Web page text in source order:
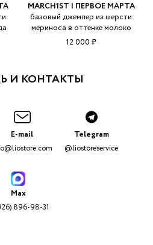
MARCH1ST | ПЕРВОЕ МАРТА
базовый джемпер из шерсти
мериноса в оттенке молоко
12 000 ₽
И КОНТАКТЫ
E-mail Telegram
@liostoreservice
Max
896-98-31